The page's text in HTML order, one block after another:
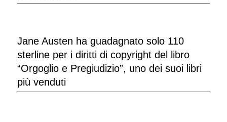
Jane Austen ha guadagnato solo 110
sterline per i diritti di copyright del libro
“Orgoglio e Pregiudizio”, uno dei suoi libri
più venduti